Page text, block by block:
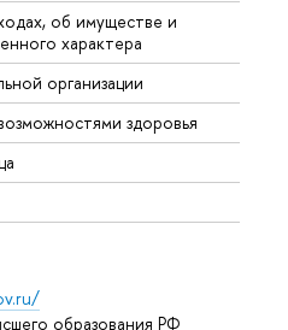
об имуществе и
характера
организации
здоровья
образования РФ